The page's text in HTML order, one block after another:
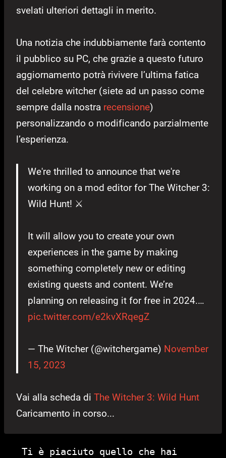
svelati ulteriori dettagli in merito.
Una notizia che indubbiamente farà contento
il pubblico su PC, che grazie a questo futuro
aggiornamento potrà rivivere l’ultima fatica
del celebre witcher (siete ad un passo come
sempre dalla nostra recensione)
personalizzando o modificando parzialmente
l’esperienza.
We're thrilled to announce that we're
working on a mod editor for The Witcher 3:
Wild Hunt! ⚔️
It will allow you to create your own
experiences in the game by making
something completely new or editing
existing quests and content. We’re
planning on releasing it for free in 2024.…
pic.twitter.com/e2kvXRqegZ
— The Witcher (@witchergame) November
15, 2023
Vai alla scheda di The Witcher 3: Wild Hunt
Caricamento in corso...
Ti è piaciuto quello che hai